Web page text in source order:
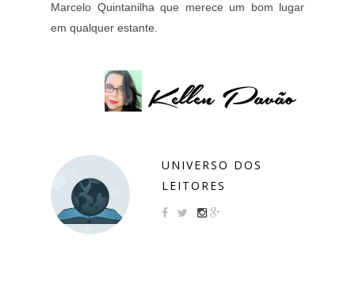
Marcelo Quintanilha que merece um bom lugar
em qualquer estante.
UNIVERSO DOS
LEITORES